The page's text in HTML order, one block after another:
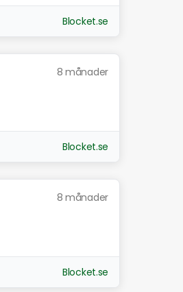
Blocket.se
8 månader
Blocket.se
8 månader
Blocket.se